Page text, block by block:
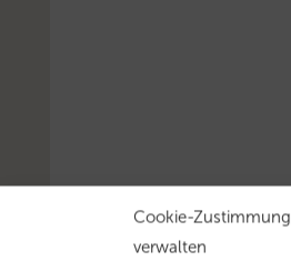
Cookie-Zustimmung
verwalten